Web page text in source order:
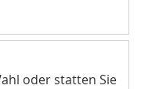
oder statten Sie